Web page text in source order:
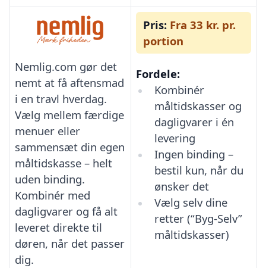
Nemlig.com gør det
nemt at få aftensmad
i en travl hverdag.
Vælg mellem færdige
menuer eller
sammensæt din egen
måltidskasse – helt
uden binding.
Kombinér med
dagligvarer og få alt
leveret direkte til
døren, når det passer
dig.
Pris: Fra 33 kr. pr.
portion
Fordele:
Kombinér
måltidskasser og
dagligvarer i én
levering
Ingen binding –
bestil kun, når du
ønsker det
Vælg selv dine
retter (“Byg-Selv”
måltidskasser)